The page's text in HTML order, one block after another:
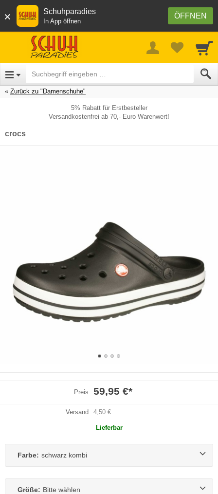
× ÖFFNEN
Schuhparadies
In App öffnen
Zurück zu "Damenschuhe"
5% Rabatt für Erstbesteller
Versandkostenfrei ab 70,- Euro Warenwert!
crocs
Preis 59,95 €*
Versand 4,50 €
Lieferbar
Farbe: schwarz kombi
Größe: Bitte wählen